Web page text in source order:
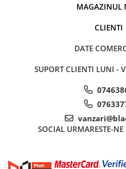
Masini de dejantat roti
Masini de echilibrat roti
Truse de scule si accesorii
MAGAZINUL
CLIENTI
DATE
SUPORT CLIENTI LUNI -
SOCIAL URMARESTE-